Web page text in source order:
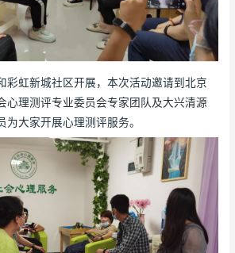
彩虹新城社区开展，本次活动邀请到北京
心理测评专业委员会专家团队及大兴清源
大家开展心理测评服务。